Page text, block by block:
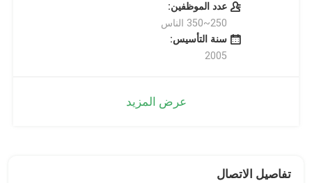
عدد الموظفين:
250~350 الناس
سنة التأسيس:
2005
عرض المزيد
تفاصيل الاتصال